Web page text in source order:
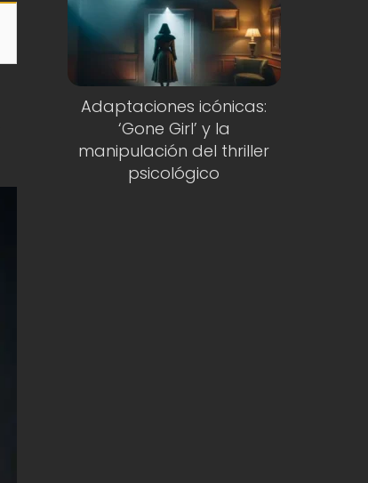
Adaptaciones icónicas:
‘Gone Girl’ y la
manipulación del thriller
psicológico